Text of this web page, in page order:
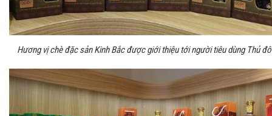
Hương vị chè đặc sản Kinh Bắc được giới thiệu tới người tiêu dùng Thủ